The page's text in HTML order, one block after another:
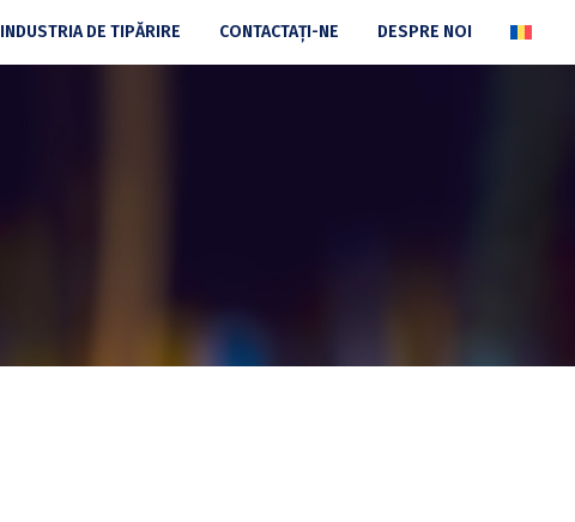
INDUSTRIA DE TIPĂRIRE CONTACTAȚI-NE DESPRE NOI